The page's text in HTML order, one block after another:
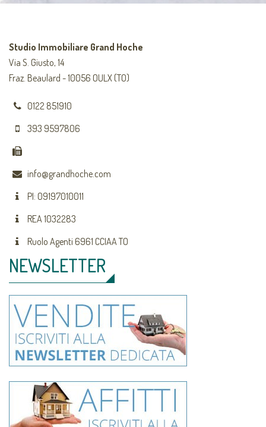
Studio Immobiliare Grand Hoche
Via S. Giusto, 14
Fraz. Beaulard - 10056 OULX (TO)
0122 851910
393 9597806
info@grandhoche.com
PI: 09197010011
REA 1032283
Ruolo Agenti 6961 CCIAA TO
NEWSLETTER